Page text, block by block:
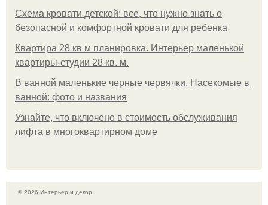
Схема кровати детской: все, что нужно знать о
безопасной и комфортной кровати для ребенка
Квартира 28 кв м планировка. Интерьер маленькой
квартиры-студии 28 кв. м.
В ванной маленькие черные червячки. Насекомые в
ванной: фото и названия
Узнайте, что включено в стоимость обслуживания
лифта в многоквартирном доме
© 2026 Интерьер и декор